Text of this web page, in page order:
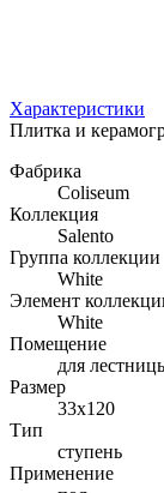
Характеристики
Плитка и
Фабрика
Coliseum
Коллекция
Salento
Группа коллекции
White
Элемент
White
Помещение
для
Размер
33x120
Тип
ступень
Применение